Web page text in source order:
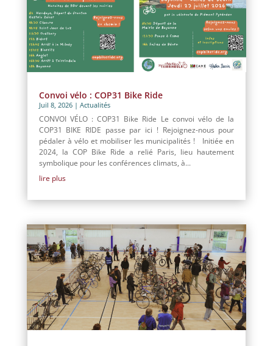
Convoi vélo : COP31 Bike Ride
Juil 8, 2026| Actualités
CONVOI VÉLO : COP31 Bike Ride Le convoi vélo de la
COP31 BIKE RIDE passe par ici ! Rejoignez-nous pour
pédaler à vélo et mobiliser les municipalités ! Initiée en
2024, la COP Bike Ride a relié Paris, lieu hautement
symbolique pour les conférences climats, à...
lire plus